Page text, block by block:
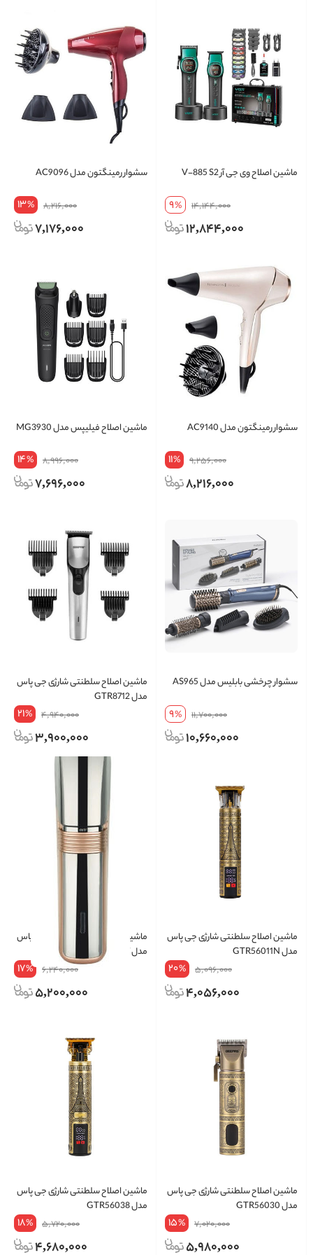
ماشین اصلاح وی جی آر V-885 S2
14,144,000
9%
12,844,000
سشوار رمینگتون مدل AC9096
8,216,000
13%
7,176,000
سشوار رمینگتون مدل AC9140
9,256,000
11%
8,216,000
ماشین اصلاح فیلیپس مدل MG3930
8,996,000
14%
7,696,000
سشوار چرخشی بابلیس مدل AS965
11,700,000
9%
10,660,000
ماشین اصلاح سلطنتی شارژی جی پاس
مدل GTR8712
4,940,000
21%
3,900,000
ماشین اصلاح سلطنتی شارژی جی پاس
مدل GTR56011N
5,096,000
20%
4,056,000
ماشین اصلاح سلطنتی شارژی جی پاس
مدل GTR56047
6,240,000
17%
5,200,000
ماشین اصلاح سلطنتی شارژی جی پاس
مدل GTR56030
7,020,000
15%
5,980,000
ماشین اصلاح سلطنتی شارژی جی پاس
مدل GTR56038
5,720,000
18%
4,680,000